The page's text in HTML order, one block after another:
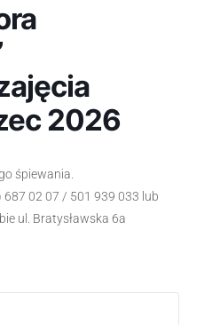
2026
śpiewania.
687 02 07 / 501 939 033 lub
ul. Bratysławska 6a